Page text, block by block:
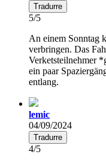
Tradurre
5/5
An einem Sonntag
verbringen. Das
Verketsteilnehmer
ein paar
entlang.
lemic
04/09/2024
Tradurre
4/5